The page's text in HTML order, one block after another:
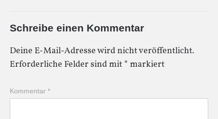
Schreibe einen Kommentar
Deine E-Mail-Adresse wird nicht veröffentlicht.
Erforderliche Felder sind mit * markiert
Kommentar *